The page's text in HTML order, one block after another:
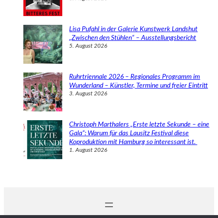
Lisa Pufahl in der Galerie Kunstwerk Landshut
„Zwischen den Stühlen“ – Ausstellungsbericht
5. August 2026
Ruhrtriennale 2026 – Regionales Programm im
Wunderland – Künstler, Termine und freier Eintritt
3. August 2026
Christoph Marthalers „Erste letzte Sekunde – eine
Gala“: Warum für das Lausitz Festival diese
Koproduktion mit Hamburg so interessant ist.
1. August 2026